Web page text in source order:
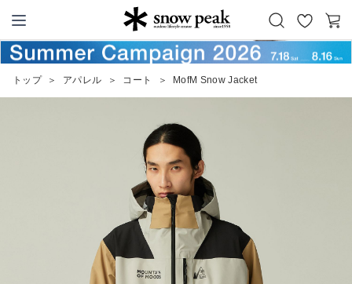
Snow Peak
お
気
カ
ー
トップ ＞ アパレル ＞ コート ＞ MofM Snow Jacket